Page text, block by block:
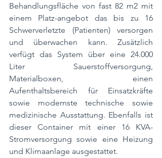
Behandlungsfläche von fast 82 m2 mit
einem Platz-angebot das bis zu 16
Schwerverletzte (Patienten) versorgen
und überwachen kann. Zusätzlich
verfügt das System über eine 24.000
Liter Sauerstoffversorgung,
Materialboxen, einen
Aufenthaltsbereich für Einsatzkräfte
sowie modernste technische sowie
medizinische Ausstattung. Ebenfalls ist
dieser Container mit einer 16 KVA-
Stromversorgung sowie eine Heizung
und Klimaanlage ausgestattet.